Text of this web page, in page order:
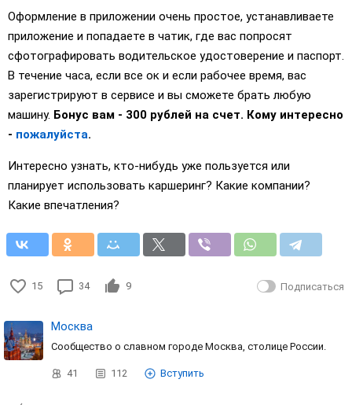
Оформление в приложении очень простое, устанавливаете
приложение и попадаете в чатик, где вас попросят
сфотографировать водительское удостоверение и паспорт.
В течение часа, если все ок и если рабочее время, вас
зарегистрируют в сервисе и вы сможете брать любую
машину. Бонус вам - 300 рублей на счет. Кому интересно
- пожалуйста.
Интересно узнать, кто-нибудь уже пользуется или
планирует использовать каршеринг? Какие компании?
Какие впечатления?
15 34 9 Подписаться
Москва
Сообщество о славном городе Москва, столице России.
41 112 Вступить